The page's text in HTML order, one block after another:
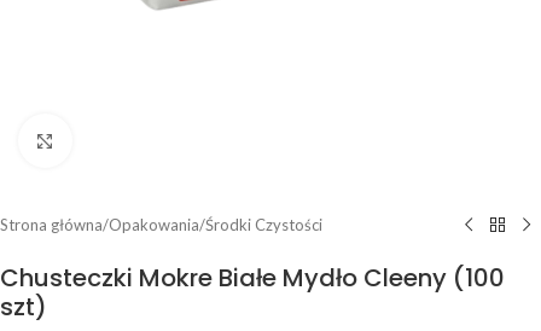
Strona główna/Opakowania/Środki Czystości
Chusteczki Mokre Białe Mydło Cleeny (100
szt)